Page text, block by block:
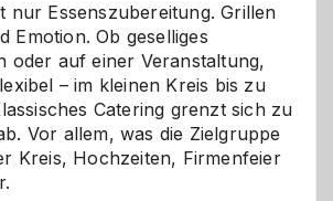
nur Essenszubereitung. Grillen
Emotion. Ob geselliges
oder auf einer Veranstaltung,
– im kleinen Kreis bis zu
Catering grenzt sich zu
Vor allem, was die Zielgruppe
Kreis, Hochzeiten, Firmenfeier